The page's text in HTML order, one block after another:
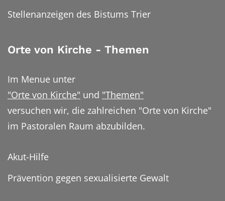
Stellenanzeigen des Bistums Trier
Orte von Kirche - Themen
Im Menue unter
"Orte von Kirche" und "Themen"
versuchen wir, die zahlreichen "Orte von Kirche"
im Pastoralen Raum abzubilden.
Akut-Hilfe
Prävention gegen sexualisierte Gewalt